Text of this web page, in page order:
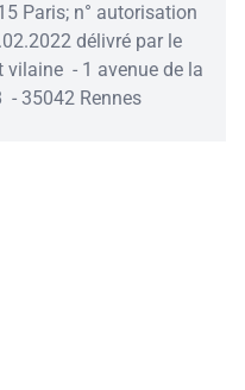
Paris; n° autorisation
délivré par le
vilaine - 1 avenue de la
- 35042 Rennes